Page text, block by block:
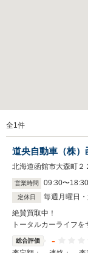
全1件
道央自動車（株
北海道函館市大森町２
営業時間 09:30〜18:30
定休日
毎週月曜日
絶賛買取中！
トータルカーライフを
総合評価 -